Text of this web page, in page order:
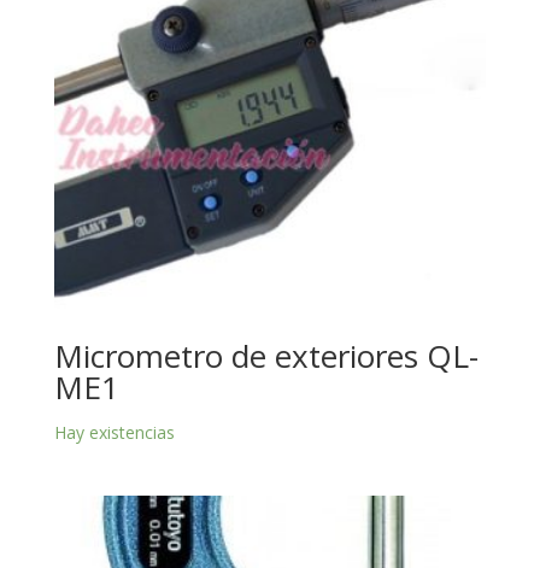
Micrometro de exteriores QL-
ME1
Hay existencias